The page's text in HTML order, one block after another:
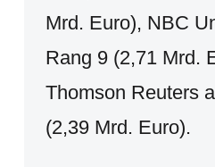
Mrd. Euro), NBC
Rang 9 (2,71 Mrd.
Thomson Reuters
(2,39 Mrd. Euro).